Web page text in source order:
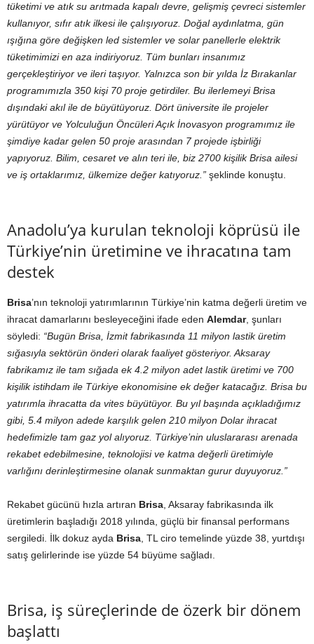
tüketimi ve atık su arıtmada kapalı devre, gelişmiş çevreci sistemler
kullanıyor, sıfır atık ilkesi ile çalışıyoruz. Doğal aydınlatma, gün
ışığına göre değişken led sistemler ve solar panellerle elektrik
tüketimimizi en aza indiriyoruz. Tüm bunları insanımız
gerçekleştiriyor ve ileri taşıyor. Yalnızca son bir yılda İz Bırakanlar
programımızla 350 kişi 70 proje getirdiler. Bu ilerlemeyi Brisa
dışındaki akıl ile de büyütüyoruz. Dört üniversite ile projeler
yürütüyor ve Yolculuğun Öncüleri Açık İnovasyon programımız ile
şimdiye kadar gelen 50 proje arasından 7 projede işbirliği
yapıyoruz. Bilim, cesaret ve alın teri ile, biz 2700 kişilik Brisa ailesi
ve iş ortaklarımız, ülkemize değer katıyoruz.” şeklinde konuştu.
Anadolu’ya kurulan teknoloji köprüsü ile
Türkiye’nin üretimine ve ihracatına tam
destek
Brisa’nın teknoloji yatırımlarının Türkiye’nin katma değerli üretim ve
ihracat damarlarını besleyeceğini ifade eden Alemdar, şunları
söyledi: “Bugün Brisa, İzmit fabrikasında 11 milyon lastik üretim
sığasıyla sektörün önderi olarak faaliyet gösteriyor. Aksaray
fabrikamız ile tam sığada ek 4.2 milyon adet lastik üretimi ve 700
kişilik istihdam ile Türkiye ekonomisine ek değer katacağız. Brisa bu
yatırımla ihracatta da vites büyütüyor. Bu yıl başında açıkladığımız
gibi, 5.4 milyon adede karşılık gelen 210 milyon Dolar ihracat
hedefimizle tam gaz yol alıyoruz. Türkiye’nin uluslararası arenada
rekabet edebilmesine, teknolojisi ve katma değerli üretimiyle
varlığını derinleştirmesine olanak sunmaktan gurur duyuyoruz. ”
Rekabet gücünü hızla artıran Brisa , Aksaray fabrikasında ilk
üretimlerin başladığı 2018 yılında, güçlü bir finansal performans
sergiledi. İlk dokuz ayda Brisa , TL ciro temelinde yüzde 38, yurtdışı
satış gelirlerinde ise yüzde 54 büyüme sağladı.
Brisa, iş süreçlerinde de özerk bir dönem
başlattı